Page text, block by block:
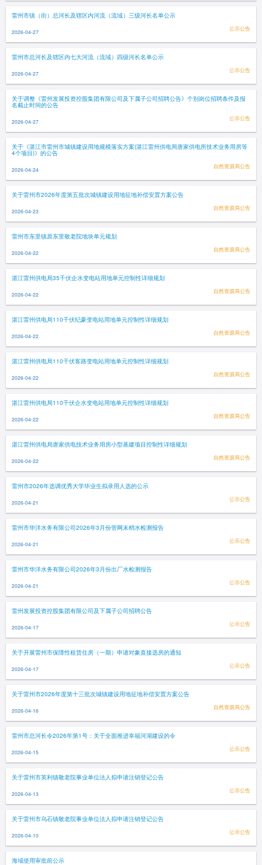
雷州市镇（街）总河长及辖区内河流（流域）三级河长名单公示
2026-04-27 公示公告
雷州市总河长及辖区内七大河流（流域）四级河长名单公示
2026-04-27 公示公告
关于调整《雷州发展投资控股集团有限公司及下属子公司招聘公告》个别岗位招聘条件及报
名截止时间的公告
2026-04-27 公示公告
关于《湛江市雷州市城镇建设用地规模落实方案(湛江雷州供电局唐家供电所技术业务用房等
4个项目)》的公告
2026-04-24 自然资源局公告
关于雷州市2026年度第五批次城镇建设用地征地补偿安置方案公告
2026-04-23 自然资源局公告
雷州市东里镇原东里敬老院地块单元规划
2026-04-22 自然资源局公告
湛江雷州供电局35千伏企水变电站用地单元控制性详细规划
2026-04-22 自然资源局公告
湛江雷州供电局110千伏纪豪变电站用地单元控制性详细规划
2026-04-22 自然资源局公告
湛江雷州供电局110千伏客路变电站用地单元控制性详细规划
2026-04-22 自然资源局公告
湛江雷州供电局110千伏企水变电站用地单元控制性详细规划
2026-04-22 自然资源局公告
湛江雷州供电局唐家供电技术业务用房小型基建项目控制性详细规划
2026-04-22 自然资源局公告
雷州市2026年选调优秀大学毕业生拟录用人选的公示
2026-04-21 公示公告
雷州市华洋水务有限公司2026年3月份管网末梢水检测报告
2026-04-21 公示公告
雷州市华洋水务有限公司2026年3月份出厂水检测报告
2026-04-21 公示公告
雷州发展投资控股集团有限公司及下属子公司招聘公告
2026-04-17 公示公告
关于开展雷州市保障性租赁住房（一期）申请对象直接选房的通知
2026-04-17 公示公告
关于雷州市2026年度第十三批次城镇建设用地征地补偿安置方案公告
2026-04-16 自然资源局公告
雷州市总河长令2026年第1号：关于全面推进幸福河湖建设的令
2026-04-15 公示公告
关于雷州市英利镇敬老院事业单位法人拟申请注销登记公告
2026-04-13 公示公告
关于雷州市乌石镇敬老院事业单位法人拟申请注销登记公告
2026-04-10 公示公告
海域使用审批前公示